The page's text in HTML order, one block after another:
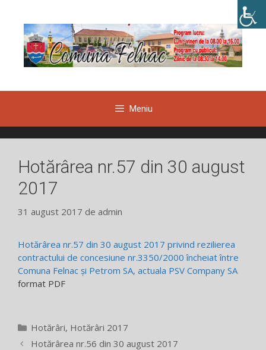
conținut
Meniu
Hotărârea nr.57 din 30 august
2017
31 august 2017 de admin
Hotărârea nr.57 din 30 august 2017 privind rezilierea
contractului de concesiune nr.3350/2000 încheiat între
Comuna Felnac și Petrom SA, actuala PSV Company SA
format PDF
Categorii
Hotărâri, Hotărâri 2017
Hotărârea nr.56 din 30 august 2017